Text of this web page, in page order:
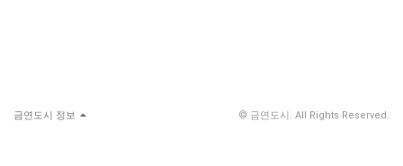
금연도시 정보 © 금연도시. All Rights Reserved.